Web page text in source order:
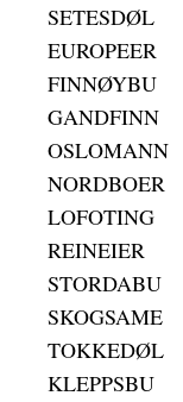
SETESDØL
EUROPEER
FINNØYBU
GANDFINN
OSLOMANN
NORDBOER
LOFOTING
REINEIER
STORDABU
SKOGSAME
TOKKEDØL
KLEPPSBU